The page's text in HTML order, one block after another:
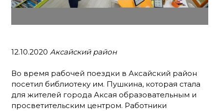
12.10.2020 Аксайский район
Во время рабочей поездки в Аксайский район
посетил библиотеку им. Пушкина, которая стала
для жителей города Аксая образовательным и
просветительским центром. Работники